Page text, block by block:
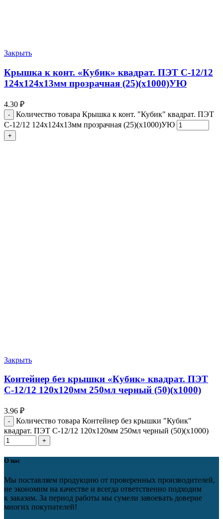
Закрыть
Крышка к конт. «Кубик» квадрат. ПЭТ С-12/12
124х124х13мм прозрачная (25)(х1000)УЮ
4.30 ₽
Количество товара Крышка к конт. "Кубик" квадрат. ПЭТ
С-12/12 124х124х13мм прозрачная (25)(х1000)УЮ
Закрыть
Контейнер без крышки «Кубик» квадрат. ПЭТ
С-12/12 120х120мм 250мл черный (50)(х1000)
3.96 ₽
Количество товара Контейнер без крышки "Кубик"
квадрат. ПЭТ С-12/12 120х120мм 250мл черный (50)(х1000)
О нас
Мы поставляем продукцию от проверенных производителей,
не экономим на качестве и всегда ответственно подходим
к заказам. За период работы мы сумели завоевать доверие
многих покупателей!